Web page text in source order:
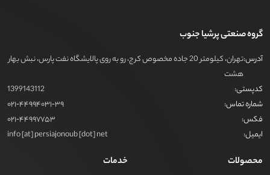
گروه صنعتی پرشیا جنوب
آدرس:
تهران، کیلومتر 20 جاده مخصوص کرج، رو به روی پالایشگاه نفت پارس، نبش بهار
هشت
کدپستی:
1399143112
شماره تماس:
021-44994031-39
فکس:
021-44997753
ایمیل:
info [at] persiajonoub [dot] net
محصولات خدمات